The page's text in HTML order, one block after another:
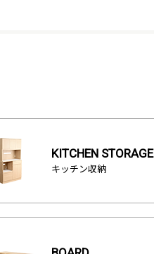
KITCHEN STORAGE
キッチン収納